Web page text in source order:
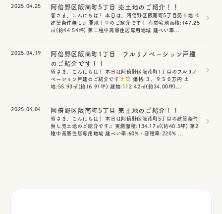
2025.04.25 阿倍野区阪南町5丁目 売土地のご紹介！！
皆さま、こんにちは！ 本日は、阿倍野区阪南町5丁目売土地 ≪
建築条件無し♫ 更地！≫のご紹介です！ 有効宅地面積:147.25
㎡(約44.54坪) 第二種中高層住居専用地域 建ぺい率...
2025.04.19
阿倍野区阪南町1丁目 フルリノベーション戸建
のご紹介です！！
皆さま、こんにちは！ 本日は阿倍野区阪南町1丁目のフルリノ
ベーション戸建のご紹介です
価格:３，９５０万円 土
地:55.93㎡(約16.91坪) 建物:112.42㎡(約34.00坪)...
2025.04.04 阿倍野区阪南町5丁目 売土地のご紹介！！
皆さま、こんにちは！ 本日は阿倍野区阪南町5丁目の建築条件
無し売土地のご紹介です♫ 実測面積:134.17㎡(約40.5坪) 第2
種中高層住居専用地域 建ぺい率:60%・容積率:220% ...